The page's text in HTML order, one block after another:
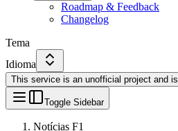
Roadmap & Feedback
Changelog
Tema
Idioma
This service is an unofficial project and is
Toggle Sidebar
Notícias F1